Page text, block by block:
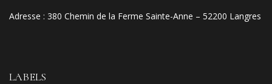
Adresse : 380 Chemin de la Ferme Sainte-Anne – 52200 Langres
LABELS